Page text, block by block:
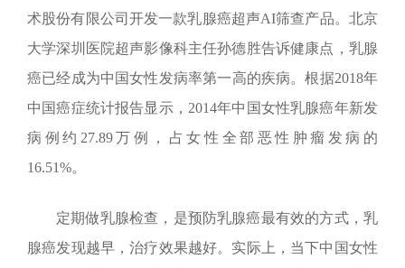
术股份有限公司开发一款乳腺癌超声AI筛查产品。北京
大学深圳医院超声影像科主任孙德胜告诉健康点，乳腺
癌已经成为中国女性发病率第一高的疾病。根据2018年
中国癌症统计报告显示， 2014年中国女性乳腺癌年新发
病例约 27.89万例，占女性全部恶性肿瘤发病的
16.51%。
定期做乳腺检查，是预防乳腺癌最有效的方式，乳
腺癌发现越早，治疗效果越好。实际上，当下中国女性